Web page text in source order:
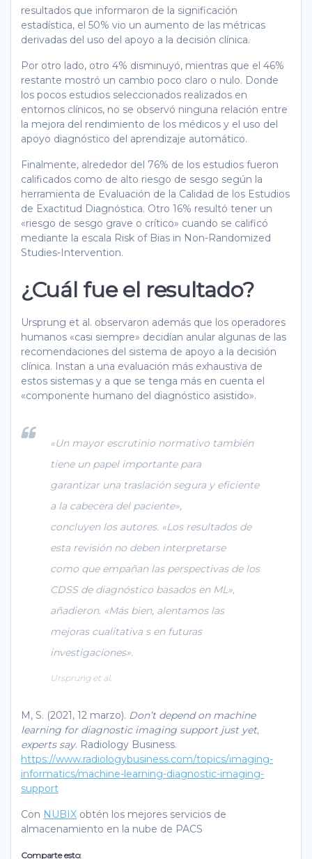
resultados que informaron de la significación
estadística, el 50% vio un aumento de las métricas
derivadas del uso del apoyo a la decisión clínica.
Por otro lado, otro 4% disminuyó, mientras que el 46%
restante mostró un cambio poco claro o nulo. Donde
los pocos estudios seleccionados realizados en
entornos clínicos, no se observó ninguna relación entre
la mejora del rendimiento de los médicos y el uso del
apoyo diagnóstico del aprendizaje automático.
Finalmente, alrededor del 76% de los estudios fueron
calificados como de alto riesgo de sesgo según la
herramienta de Evaluación de la Calidad de los Estudios
de Exactitud Diagnóstica. Otro 16% resultó tener un
«riesgo de sesgo grave o crítico» cuando se calificó
mediante la escala Risk of Bias in Non-Randomized
Studies-Intervention.
¿Cuál fue el resultado?
Ursprung et al. observaron además que los operadores
humanos «casi siempre» decidían anular algunas de las
recomendaciones del sistema de apoyo a la decisión
clínica. Instan a una evaluación más exhaustiva de
estos sistemas y a que se tenga más en cuenta el
«componente humano del diagnóstico asistido».
«Un mayor escrutinio normativo también
tiene un papel importante para
garantizar una traslación segura y eficiente
a la cabecera del paciente»,
concluyen los autores. «Los resultados de
esta revisión no deben interpretarse
como que empañan las perspectivas de los
CDSS de diagnóstico basados en ML»,
añadieron. «Más bien, alentamos las
mejoras cualitativa s en futuras
investigaciones».
Ursprung et al.
M, S. (2021, 12 marzo). Don’t depend on machine
learning for diagnostic imaging support just yet,
experts say. Radiology Business.
https://www.radiologybusiness.com/topics/imaging-
informatics/machine-learning-diagnostic-imaging-
support
Con NUBIX obtén los mejores servicios de
almacenamiento en la nube de PACS
Comparte esto: